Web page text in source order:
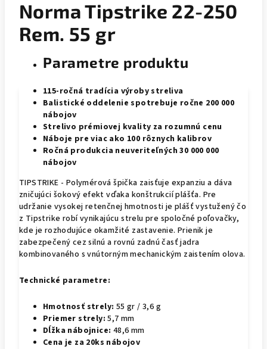
Norma Tipstrike 22-250
Rem. 55 gr
Parametre produktu
115-ročná tradícia výroby streliva
Balistické oddelenie spotrebuje ročne 200 000
nábojov
Strelivo prémiovej kvality za rozumnú cenu
Náboje pre viac ako 100 rôznych kalibrov
Ročná produkcia neuveriteľných 30 000 000
nábojov
TIPSTRIKE - Polymérová špička zaisťuje expanziu a dáva
zničujúci šokový efekt vďaka konštrukcií plášťa. Pre
udržanie vysokej retenčnej hmotnosti je plášť vystužený čo
z Tipstrike robí vynikajúcu strelu pre spoločné poľovačky,
kde je rozhodujúce okamžité zastavenie. Prienik je
zabezpečený cez silnú a rovnú zadnú časť jadra
kombinovaného s vnútorným mechanickým zaistením olova.
Technické parametre:
Hmotnosť strely: 55 gr / 3,6 g
Priemer strely: 5,7 mm
Dĺžka nábojnice: 48,6 mm
Cena je za 20ks nábojov